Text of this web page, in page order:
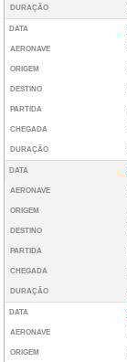
DURAÇÃO
DATA
AERONAVE
ORIGEM
DESTINO
PARTIDA
CHEGADA
DURAÇÃO
DATA
AERONAVE
ORIGEM
DESTINO
PARTIDA
CHEGADA
DURAÇÃO
DATA
AERONAVE
ORIGEM